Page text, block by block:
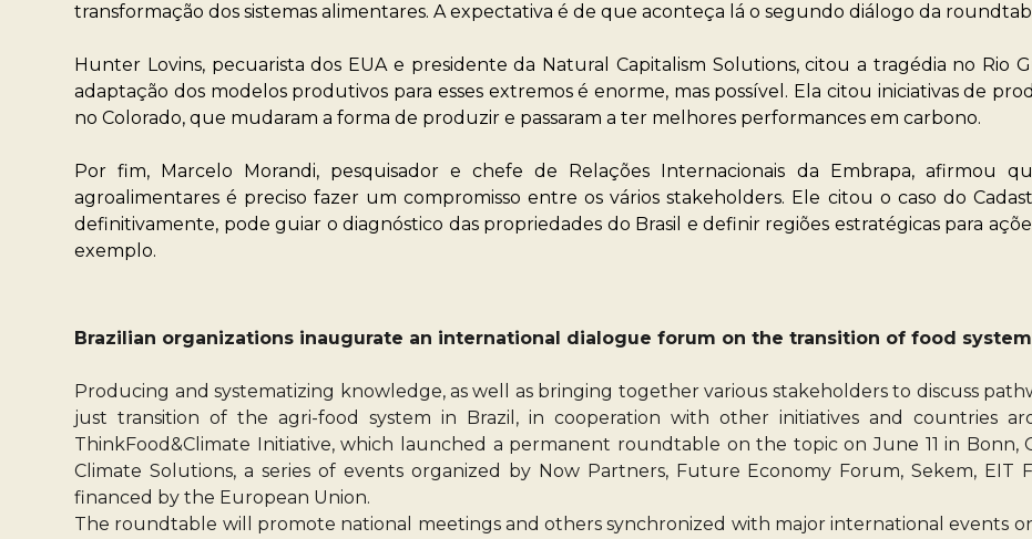
transformação dos sistemas alimentares. A expectativa é de que aconteça lá o segundo diálogo da
Hunter Lovins, pecuarista dos EUA e presidente da Natural Capitalism Solutions, citou a tragédia no Rio
adaptação dos modelos produtivos para esses extremos é enorme, mas possível. Ela citou iniciativas de
no Colorado, que mudaram a forma de produzir e passaram a ter melhores performances em carbono.
Por fim, Marcelo Morandi, pesquisador e chefe de Relações Internacionais da Embrapa, afirmou
agroalimentares é preciso fazer um compromisso entre os vários stakeholders. Ele citou o caso do
definitivamente, pode guiar o diagnóstico das propriedades do Brasil e definir regiões estratégicas para
exemplo.
Brazilian organizations inaugurate an international dialogue forum on the transition of food
Producing and systematizing knowledge, as well as bringing together various stakeholders to discuss
just transition of the agri-food system in Brazil, in cooperation with other initiatives and countries
ThinkFood&Climate Initiative, which launched a permanent roundtable on the topic on June 11 in
Climate Solutions, a series of events organized by Now Partners, Future Economy Forum, Sekem, EIT
financed by the European Union.
The roundtable will promote national meetings and others synchronized with major international events